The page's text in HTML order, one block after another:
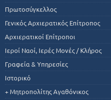
Πρωτοσύγκελλος
Γενικός Αρχιερατικός Επίτροπος
Αρχιερατικοί Επίτροποι
Ιεροί Ναοί, Ιερές Μονές / Κλήρος
Γραφεία & Υπηρεσίες
Ιστορικό
+ Μητροπολίτης Αγαθόνικος